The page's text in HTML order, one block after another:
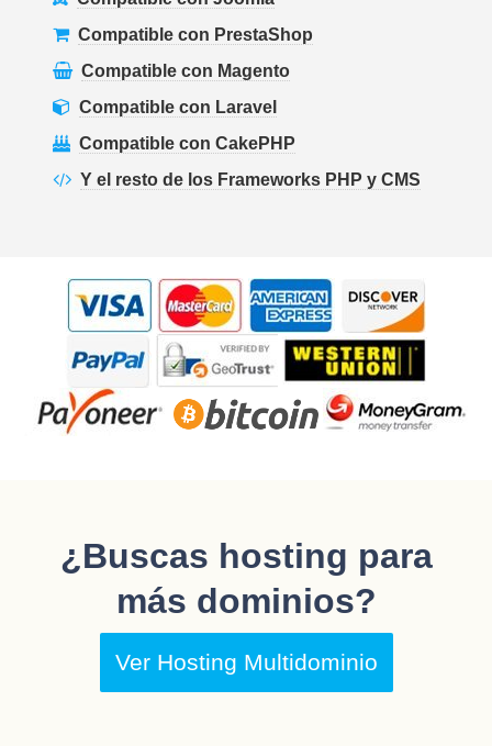
Compatible con PrestaShop
Compatible con Magento
Compatible con Laravel
Compatible con CakePHP
Y el resto de los Frameworks PHP y CMS
¿Buscas hosting para
más dominios?
Ver Hosting Multidominio